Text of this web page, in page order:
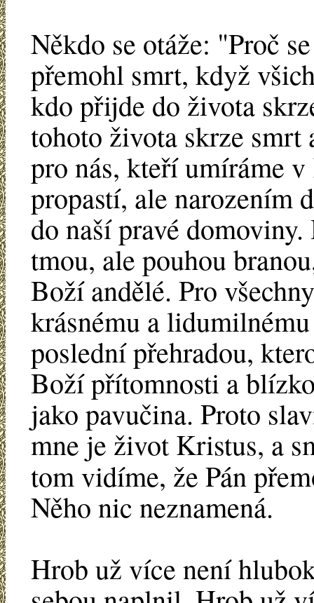
Někdo se otáže: "Proč
přemohl smrt, když
kdo přijde do života
tohoto života skrze smrt
pro nás, kteří umíráme
propastí, ale narozením
do naší pravé
tmou, ale pouhou
Boží andělé. Pro
krásnému a
poslední přehradou,
Boží přítomnosti a
jako pavučina. Proto
mne je život Kristus, a
tom vidíme, že Pán
Něho nic neznamená.
Hrob už více není